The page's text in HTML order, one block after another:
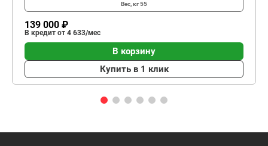
Вес, кг55
139 000 ₽
В кредит от 4 633/мес
В корзину
Купить в 1 клик